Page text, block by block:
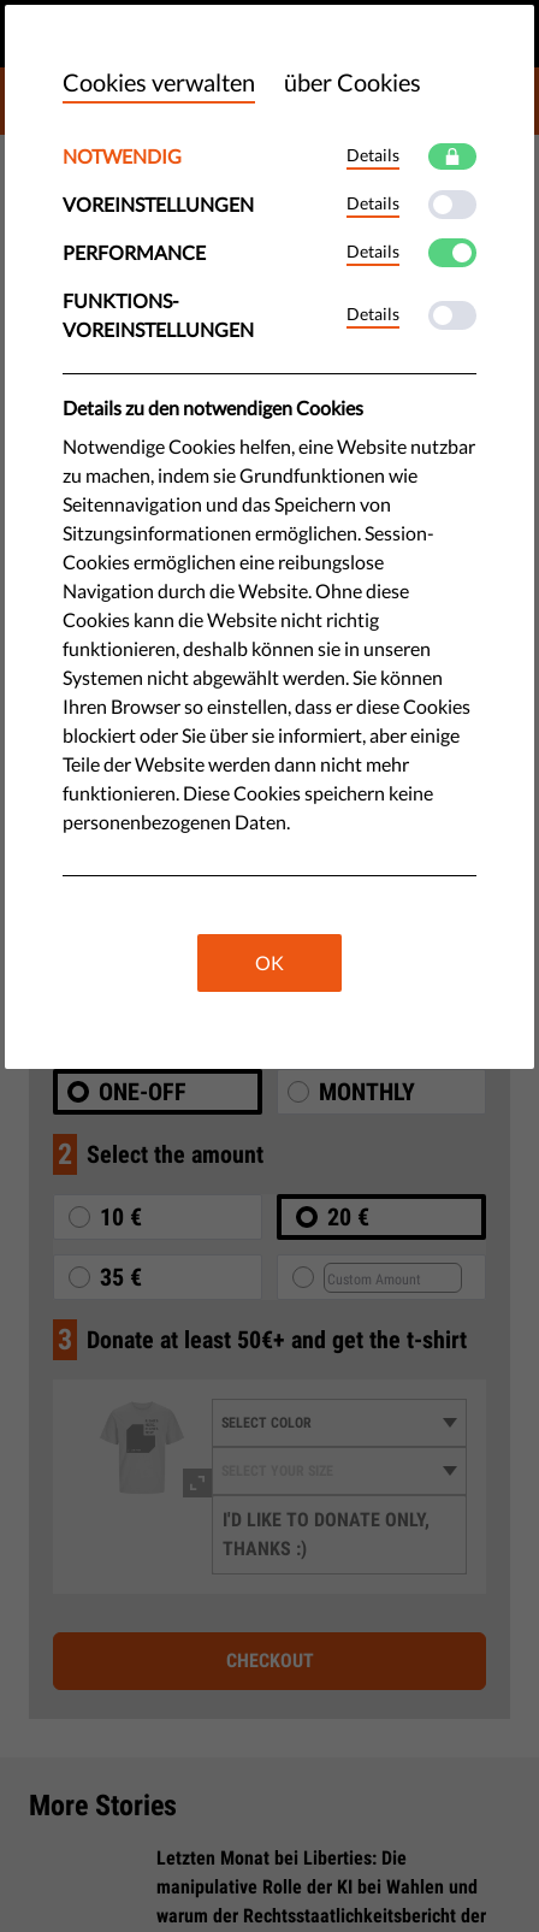
DONATE TO LIBERTIES
TECHNOLOGIE & RECHTE
Kroatische Journalisten
demonstrieren für Pressefreiheit
Rund 200 Journalisten protestierten vor dem kroatischen
Hasanbegović und legten ihre Bleistifte vor...
by Lovorka Šošić
Mai 13, 2016
Rund 200 Journalisten protestierten vor dem kroatischen
Kulturministerium gegen Verletzungen der Pressefreiheit.
Sie forderten den Rücktritt des Ministers für Kultur, Zlatko
Hasanbegović und legten ihre Bleistifte vor einem Banner
mit dem Text der Allgemeinen Erklärung der
Menschenrechte und dem Absatz der Verfassung über die
Pressefreiheit nieder, weil 'die Regierung diese Rechte
begraben habe'. Der kroatische Journalisten Verband
führte weiter aus, das Niveau der Medienfreiheit sei seit
dem letzten Regierungswechsel das niedrigste der letzten
25 Jahre.
Donate to Liberties
ONE-OFF MONTHLY
2 Select the amount
10 € 20 €
35 €
3 Donate at least 50€+ and get the t-shirt
I'D LIKE TO DONATE ONLY,
THANKS :)
CHECKOUT
More Stories
Letzten Monat bei Liberties: Die
manipulative Rolle der KI bei Wahlen und
warum der Rechtsstaatlichkeitsbericht der
Cookies verwalten über Cookies
NOTWENDIG Details
VOREINSTELLUNGEN Details
PERFORMANCE Details
FUNKTIONS-
VOREINSTELLUNGEN
Details
Details zu den notwendigen Cookies
Notwendige Cookies helfen, eine Website nutzbar
zu machen, indem sie Grundfunktionen wie
Seitennavigation und das Speichern von
Sitzungsinformationen ermöglichen. Session-
Cookies ermöglichen eine reibungslose
Navigation durch die Website. Ohne diese
Cookies kann die Website nicht richtig
funktionieren, deshalb können sie in unseren
Systemen nicht abgewählt werden. Sie können
Ihren Browser so einstellen, dass er diese Cookies
blockiert oder Sie über sie informiert, aber einige
Teile der Website werden dann nicht mehr
funktionieren. Diese Cookies speichern keine
personenbezogenen Daten.
OK